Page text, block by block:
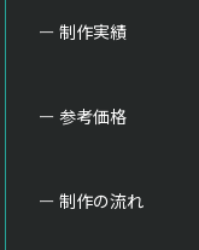
制作実績
参考価格
制作の流れ